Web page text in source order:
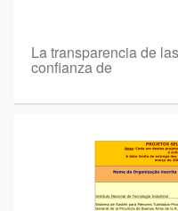
La transparencia de
confianza de